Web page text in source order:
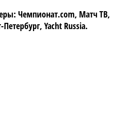
Чемпионат.com, Матч ТВ,
Yacht Russia.